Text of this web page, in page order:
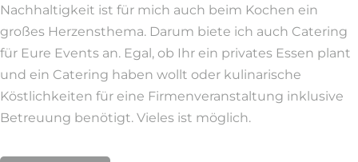
Nachhaltigkeit ist für mich auch beim Kochen ein
großes Herzensthema. Darum biete ich auch Catering
für Eure Events an. Egal, ob Ihr ein privates Essen plant
und ein Catering haben wollt oder kulinarische
Köstlichkeiten für eine Firmenveranstaltung inklusive
Betreuung benötigt. Vieles ist möglich.